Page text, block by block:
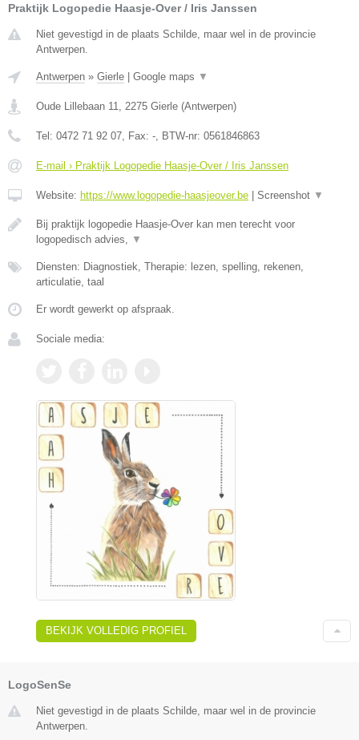
Praktijk Logopedie Haasje-Over / Iris Janssen
Niet gevestigd in de plaats Schilde, maar wel in de provincie
Antwerpen.
Antwerpen » Gierle | Google maps ▼
Oude Lillebaan 11 2275 Gierle (Antwerpen)
Tel: 0472 71 92 07 , Fax: - , BTW-nr: 0561846863
E-mail › Praktijk Logopedie Haasje-Over / Iris Janssen
Website: https://www.logopedie-haasjeover.be | Screenshot ▼
Bij praktijk logopedie Haasje-Over kan men terecht voor
logopedisch advies,
▼
Diensten: Diagnostiek, Therapie: lezen, spelling, rekenen,
articulatie, taal
Er wordt gewerkt op afspraak.
Sociale media:
BEKIJK VOLLEDIG PROFIEL
LogoSenSe
Niet gevestigd in de plaats Schilde, maar wel in de provincie
Antwerpen.